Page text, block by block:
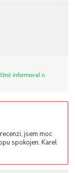
informoval o
jsem moc
spokojen. Karel